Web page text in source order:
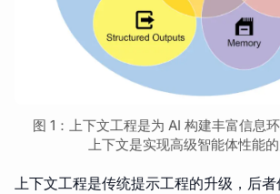
图 1：上下文工程是为 AI 构建丰富信息
上下文是实现高级智能体性能的
上下文工程是传统提示工程的升级，后